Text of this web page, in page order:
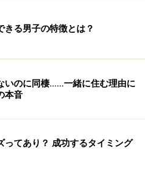
きる男子の特徴とは？
いのに同棲……一緒に住む理由に
本音
ってあり？ 成功するタイミング